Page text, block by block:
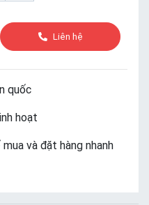
Liên hệ
quốc
hoạt
mua và đặt hàng nhanh